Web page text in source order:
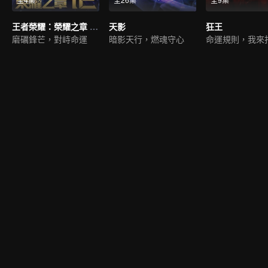
王者榮耀：榮耀之章 命運篇
磨礪鋒芒，對峙命運
天影
暗影天行，燃魂守心
狂王
命運規則，我來